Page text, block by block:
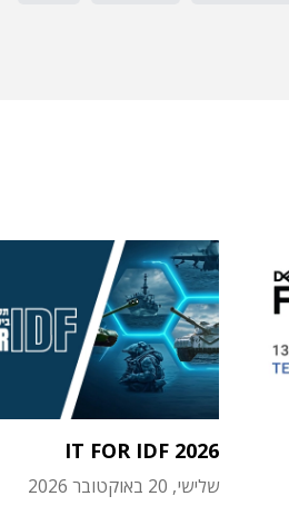
IT FOR IDF 2026
שלישי, 20 באוקטובר 2026